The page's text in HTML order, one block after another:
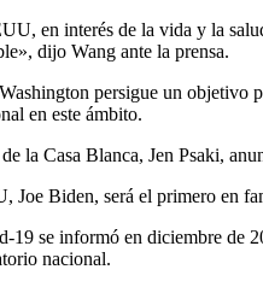
en interés de la vida y la
dijo Wang ante la prensa.
persigue un objetivo
en este ámbito.
la Casa Blanca, Jen Psaki,
Joe Biden, será el primero en
19 se informó en diciembre de
nacional.